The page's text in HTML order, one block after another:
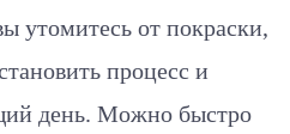
утомитесь от покраски,
процесс и
день. Можно быстро